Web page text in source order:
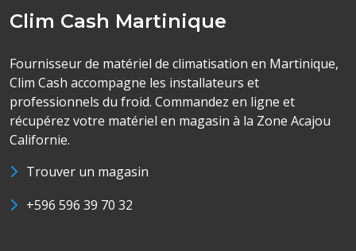
Clim Cash Martinique
Fournisseur de matériel de climatisation en Martinique,
Clim Cash accompagne les installateurs et
professionnels du froid. Commandez en ligne et
récupérez votre matériel en magasin à la Zone Acajou
Californie.
Trouver un magasin
+596 596 39 70 32